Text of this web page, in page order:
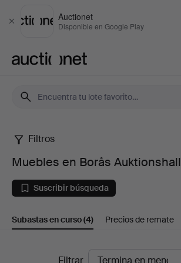
Cerrar
Auctionet
Disponible en Google Play
Muebles
en
Borås
Auktionshall
Filtros
Muebles en Borås Auktionshall
Suscribir búsqueda
Subastas en curso(4) Precios de remate
SubastasFiltrar